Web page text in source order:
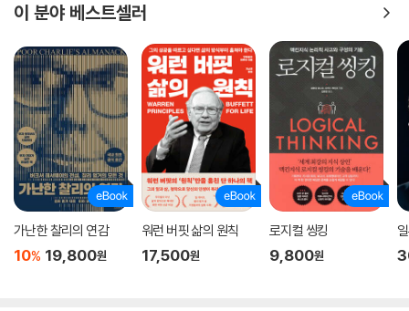
여론에만 집착하는 정치가는 위험을 감수하려 들지 않게 된다. 극단적인
관료주의와 은행, 보험, 에너지, 운송, 건강, 의약품 같은 중요한 산업 부문
에 대한 규제 강화는 혁신의 진전에 심각한 영향을 초래한다. 1960년대부
터 기술업계가 장족의 발전을 이룰 수 있었던 것은 빌 게이츠와 래리 페이
지, 세르게이 브린이 창고에서 스타트업을 창업했을 때 그 누구의 감시도
받지 않았기 때문이다. 정치가로서는 때때로 인터넷 산업과 충돌하는 구경
제의 대기업을 타깃으로 삼는 편이 훨씬 더 효과적이었던 것이다 --- p.23
9
틸이 트럼프에 대한 지지 및 자금 지원 결심을 발표하자 실리콘밸리에서는
비명이 터져 나왔다. 페이스북 이사직과 와이콤비네이터 비상근 파트너 자
리에서 물러나라고 틸에게 강력히 요구하는 사람도 있었다. 틸이 정부와
이 분야 베스트셀러
가난한 찰리의 연감
10% 19,800원
워런 버핏 삶의 원칙
17,500원
로지컬 씽킹
9,800원